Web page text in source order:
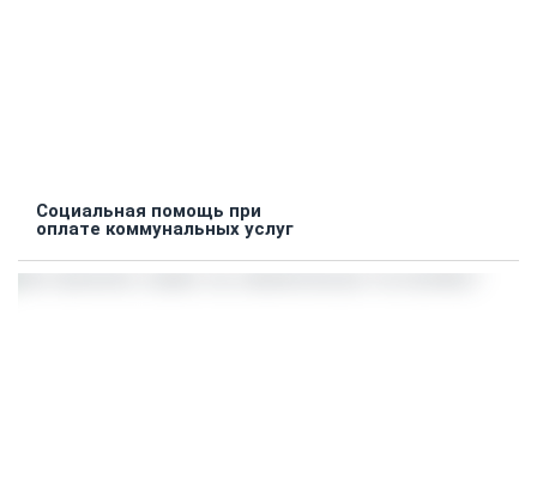
Социальная помощь при
оплате коммунальных услуг